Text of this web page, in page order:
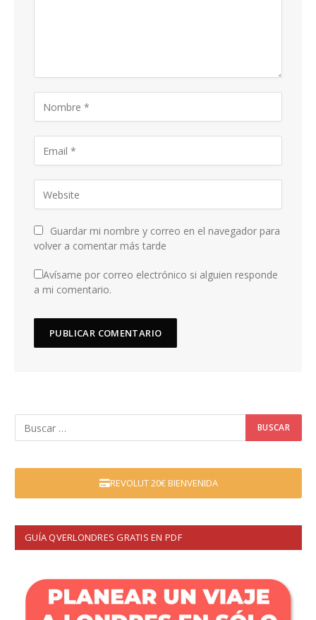
Guardar mi nombre y correo en el navegador para
volver a comentar más tarde
Avísame por correo electrónico si alguien responde
a mi comentario.
REVOLUT 20€ BIENVENIDA
GUÍA QVERLONDRES GRATIS EN PDF